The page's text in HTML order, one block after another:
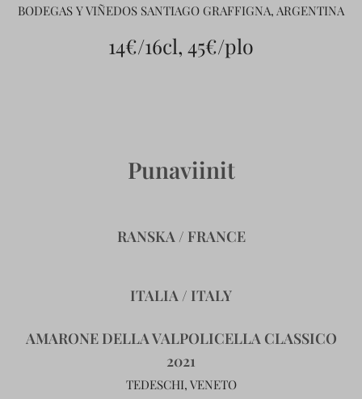
BODEGAS Y VIÑEDOS SANTIAGO GRAFFIGNA, ARGENTINA
14€/16cl, 45€/plo
Punaviinit
RANSKA / FRANCE
ITALIA / ITALY
AMARONE DELLA VALPOLICELLA CLASSICO
2021
TEDESCHI, VENETO